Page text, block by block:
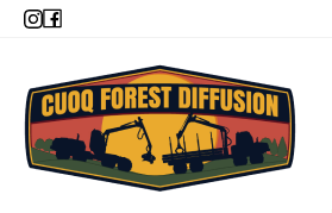
Aller
principal